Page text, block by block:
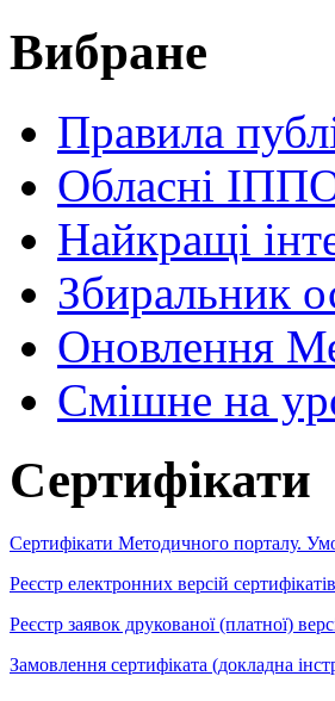
Вибране
Правила
Обласні
Найкращі
Збиральник
Оновлення
Cмішне на
Сертифікати
Сертифікати Методичного порталу.
Реєстр електронних версій сертифікатів
Реєстр заявок друкованої (платної)
Замовлення сертифіката (докладна